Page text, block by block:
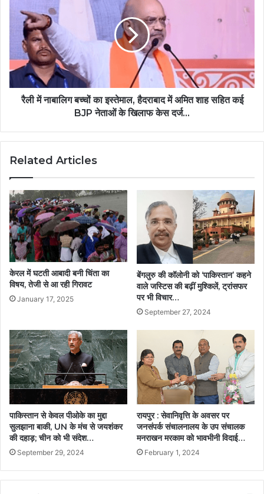
रैली में नाबालिग बच्चों का इस्तेमाल, हैदराबाद में अमित शाह सहित कई
BJP नेताओं के खिलाफ केस दर्ज...
Related Articles
केरल में घटती आबादी बनी चिंता का
विषय, तेजी से आ रही गिरावट
January 17, 2025
बेंगलुरु की कॉलोनी को ‘पाकिस्तान’ कहने
वाले जस्टिस की बढ़ीं मुश्किलें, ट्रांसफर
पर भी विचार…
September 27, 2024
पाकिस्तान से केवल पीओके का मुद्दा
सुलझाना बाकी, UN के मंच से जयशंकर
की दहाड़; चीन को भी संदेश…
September 29, 2024
रायपुर : सेवानिवृत्ति के अवसर पर
जनसंपर्क संचालनालय के उप संचालक
मनराखन मरकाम को भावभीनी विदाई…
February 1, 2024